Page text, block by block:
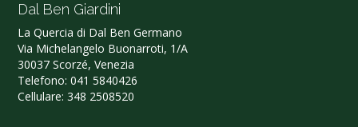
Dal Ben Giardini
La Quercia di Dal Ben Germano‎
Via Michelangelo Buonarroti, 1/A
30037 Scorzé, Venezia
Telefono:041 5840426
Cellulare:348 2508520